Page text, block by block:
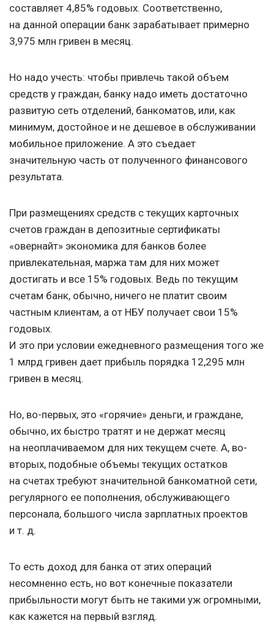
составляет 4,85% годовых. Соответственно,
на данной операции банк зарабатывает примерно
3,975 млн гривен в месяц.
Но надо учесть: чтобы привлечь такой объем
средств у граждан, банку надо иметь достаточно
развитую сеть отделений, банкоматов, или, как
минимум, достойное и не дешевое в обслуживании
мобильное приложение. А это съедает
значительную часть от полученного финансового
результата.
При размещениях средств с текущих карточных
счетов граждан в депозитные сертификаты
«овернайт» экономика для банков более
привлекательная, маржа там для них может
достигать и все 15% годовых. Ведь по текущим
счетам банк, обычно, ничего не платит своим
частным клиентам, а от НБУ получает свои 15%
годовых.
И это при условии ежедневного размещения того же
1 млрд гривен дает прибыль порядка 12,295 млн
гривен в месяц.
Но, во-первых, это «горячие» деньги, и граждане,
обычно, их быстро тратят и не держат месяц
на неоплачиваемом для них текущем счете. А, во-
вторых, подобные объемы текущих остатков
на счетах требуют значительной банкоматной сети,
регулярного ее пополнения, обслуживающего
персонала, большого числа зарплатных проектов
и т. д.
То есть доход для банка от этих операций
несомненно есть, но вот конечные показатели
прибыльности могут быть не такими уж огромными,
как кажется на первый взгляд.